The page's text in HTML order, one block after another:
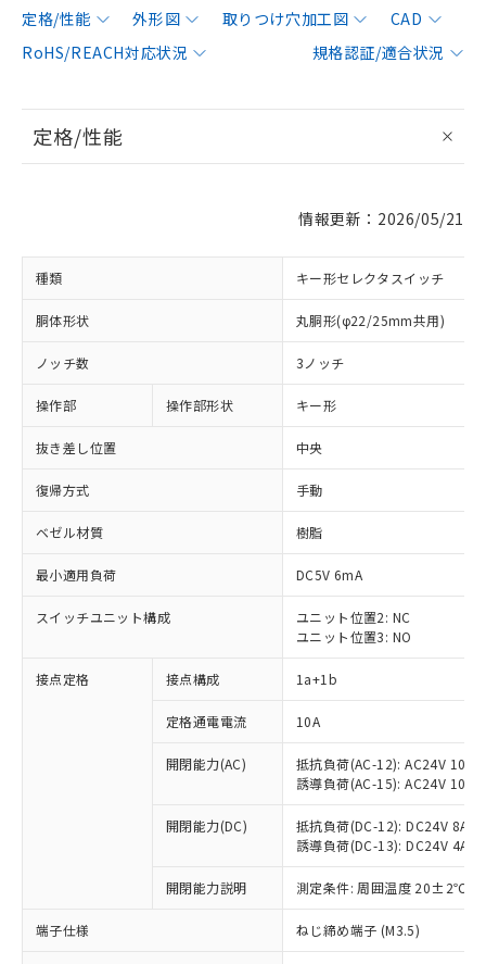
定格/性能 外形図 取りつけ穴加工図
CAD
RoHS/REACH対応状況
規格認証/適合状況
定格/性能
情報更新：2026/05/21
種類 キー形セレクタスイッチ
胴体形状 丸胴形(φ22/25mm共用)
ノッチ数 3ノッチ
操作部 操作部形状 キー形
抜き差し位置 中央
復帰方式 手動
ベゼル材質 樹脂
最小適用負荷 DC5V 6mA
スイッチユニット構成
ユニット位置2: NC
ユニット位置3: NO
接点定格 接点構成 1a+1b
定格通電電流 10A
開閉能力(AC)
抵抗負荷(AC-12): AC24V 10A/
誘導負荷(AC-15): AC24V
開閉能力(DC)
抵抗負荷(DC-12): DC24V 8A/
誘導負荷(DC-13): DC24V 4A/
開閉能力説明 測定条件: 周囲温度 20±2℃、
端子仕様 ねじ締め端子 (M3.5)
※1 対応状況
対応済み：EU RoHS指令（10物質）の
非含有に対応した製品が提供可能な商品で